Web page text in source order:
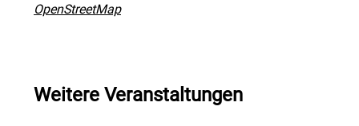
OpenStreetMap
Weitere Veranstaltungen